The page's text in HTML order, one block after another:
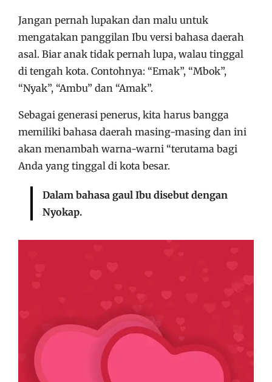
Jangan pernah lupakan dan malu untuk
mengatakan panggilan Ibu versi bahasa daerah
asal. Biar anak tidak pernah lupa, walau tinggal
di tengah kota. Contohnya: “Emak”, “Mbok”,
“Nyak”, “Ambu” dan “Amak”.
Sebagai generasi penerus, kita harus bangga
memiliki bahasa daerah masing-masing dan ini
akan menambah warna-warni “terutama bagi
Anda yang tinggal di kota besar.
Dalam bahasa gaul Ibu disebut dengan
Nyokap.